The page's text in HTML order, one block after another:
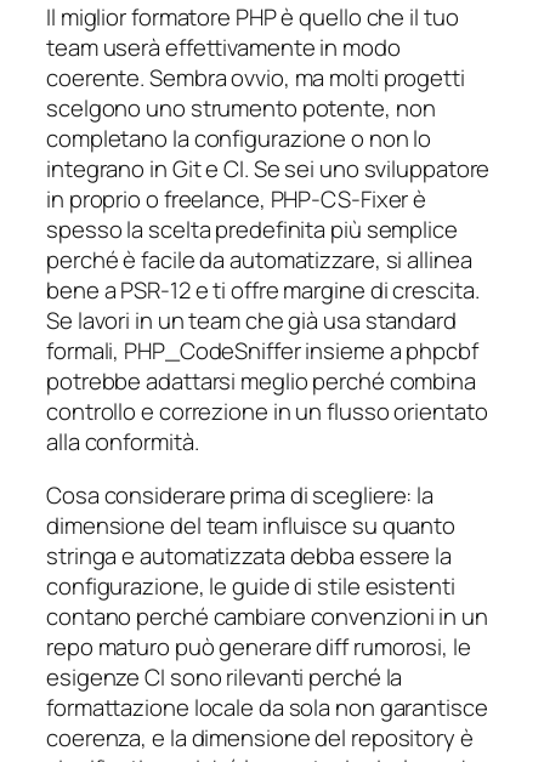
Il miglior formatore PHP è quello che il tuo
team userà effettivamente in modo
coerente. Sembra ovvio, ma molti progetti
scelgono uno strumento potente, non
completano la configurazione o non lo
integrano in Git e CI. Se sei uno sviluppatore
in proprio o freelance, PHP-CS-Fixer è
spesso la scelta predefinita più semplice
perché è facile da automatizzare, si allinea
bene a PSR-12 e ti offre margine di crescita.
Se lavori in un team che già usa standard
formali, PHP_CodeSniffer insieme a phpcbf
potrebbe adattarsi meglio perché combina
controllo e correzione in un flusso orientato
alla conformità.
Cosa considerare prima di scegliere: la
dimensione del team influisce su quanto
stringa e automatizzata debba essere la
configurazione, le guide di stile esistenti
contano perché cambiare convenzioni in un
repo maturo può generare diff rumorosi, le
esigenze CI sono rilevanti perché la
formattazione locale da sola non garantisce
coerenza, e la dimensione del repository è